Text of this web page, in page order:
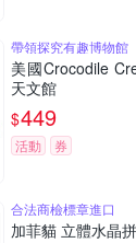
帶領探究有趣博物館
美國Crocodile
天文館
$449
活動 券
合法商檢標章進口
加菲貓 立體水晶